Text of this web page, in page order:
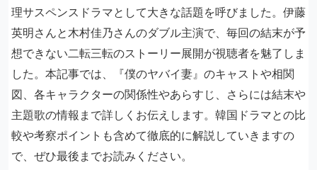
理サスペンスドラマとして大きな話題を呼びました。伊藤
英明さんと木村佳乃さんのダブル主演で、毎回の結末が予
想できない二転三転のストーリー展開が視聴者を魅了しま
した。本記事では、『僕のヤバイ妻』のキャストや相関
図、各キャラクターの関係性やあらすじ、さらには結末や
主題歌の情報まで詳しくお伝えします。韓国ドラマとの比
較や考察ポイントも含めて徹底的に解説していきますの
で、ぜひ最後までお読みください。